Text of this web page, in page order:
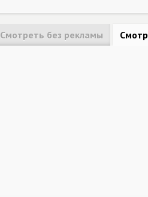
Смотреть без рекламы